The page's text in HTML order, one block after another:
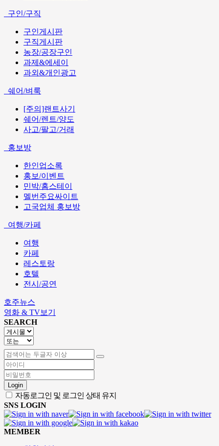
구인/구직
구인게시판
구직게시판
농장/공장구인
과제&에세이
과외&개인광고
쉐어/벼룩
[주의]랜트사기
쉐어/렌트/양도
사고/팔고/거래
홍보방
한인업소록
홍보/이벤트
민박/홈스테이
멜번주요싸이트
고국업체 홍보방
여행/카페
여행
카페
레스토랑
호텔
전시/공연
호주뉴스
영화 & TV보기
SEARCH
Login
자동로그인 및 로그인 상태 유지
SNS LOGIN
MEMBER